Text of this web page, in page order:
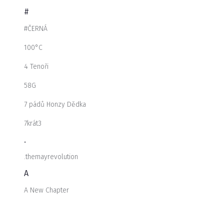
#
#ČERNÁ
100°C
4 Tenoři
58G
7 pádů Honzy Dědka
7krát3
.
.themayrevolution
A
A New Chapter